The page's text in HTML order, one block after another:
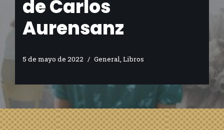
de Carlos
Aurensanz
5 de mayo de 2022 General Libros